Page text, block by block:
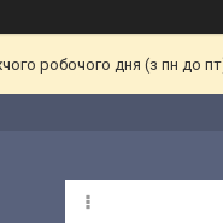
робочого дня (з пн до